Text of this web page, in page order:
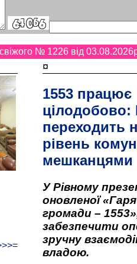
свіжого № 1226 від
¤
1553 працює
цілодобово:
переходить
рівень
мешканцями
У Рівному
оновленої
громади –
забезпечити
зручну
владою.